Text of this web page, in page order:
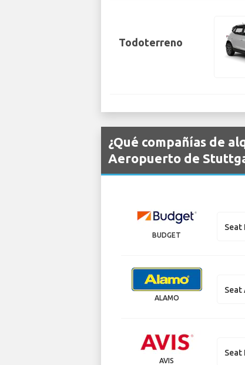
Todoterreno
¿Qué compañías de
Aeropuerto de
BUDGET
Seat
ALAMO
Seat
AVIS
Seat